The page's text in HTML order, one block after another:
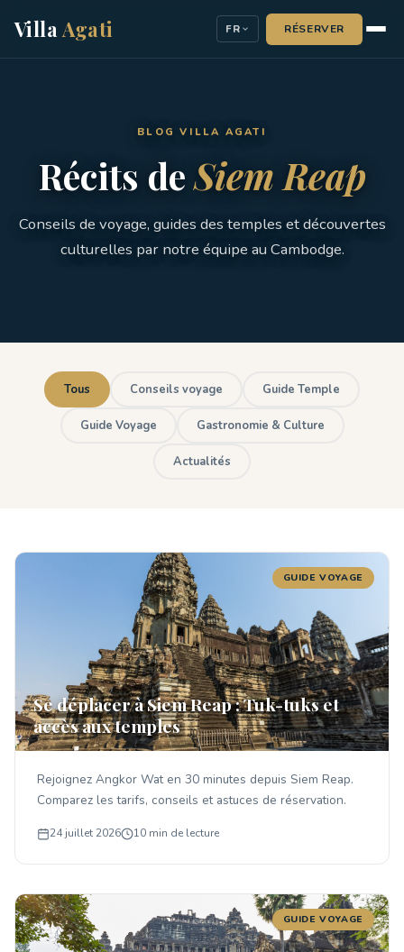
Villa Agati FR RÉSERVER
BLOG VILLA AGATI
Récits deSiem Reap
Conseils de voyage, guides des temples et découvertes
culturelles par notre équipe au Cambodge.
Tous Conseils voyage Guide Temple
Guide Voyage Gastronomie & Culture
Actualités
GUIDE VOYAGE
Se déplacer à Siem Reap : Tuk-tuks et
accès aux temples
Rejoignez Angkor Wat en 30 minutes depuis Siem Reap.
Comparez les tarifs, conseils et astuces de réservation.
24 juillet 2026 10 min de lecture
GUIDE VOYAGE